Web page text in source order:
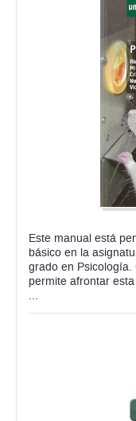
Este manual está
básico en la
grado en Psicología.
permite afrontar